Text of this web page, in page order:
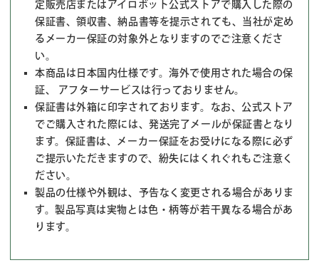
定販売店またはアイロボット公式ストアで購入した際の
保証書、領収書、納品書等を提示されても、当社が定め
るメーカー保証の対象外となりますのでご注意くださ
い。
本商品は日本国内仕様です。海外で使用された場合の保
証、 アフターサービスは行っておりません。
保証書は外箱に印字されております。なお、公式ストア
でご購入された際には、発送完了メールが保証書となり
ます。保証書は、メーカー保証をお受けになる際に必ず
ご提示いただきますので、紛失にはくれぐれもご注意く
ださい。
製品の仕様や外観は、予告なく変更される場合がありま
す。製品写真は実物とは色・柄等が若干異なる場合があ
ります。